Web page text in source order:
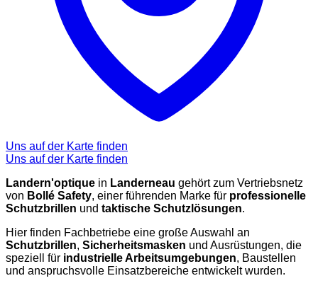
Uns auf der Karte finden
Uns auf der Karte finden
Landern'optique in Landerneau gehört zum Vertriebsnetz
von Bollé Safety, einer führenden Marke für professionelle
Schutzbrillen und taktische Schutzlösungen.
Hier finden Fachbetriebe eine große Auswahl an
Schutzbrillen, Sicherheitsmasken und Ausrüstungen, die
speziell für industrielle Arbeitsumgebungen, Baustellen
und anspruchsvolle Einsatzbereiche entwickelt wurden.